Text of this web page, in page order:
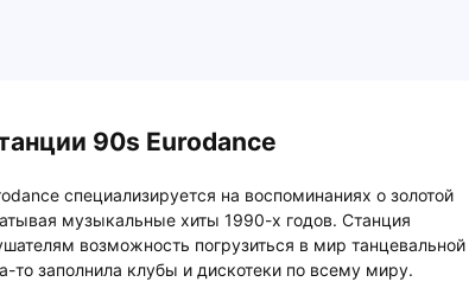
90s Eurodance
специализируется на воспоминаниях о золотой
музыкальные хиты 1990-х годов. Станция
возможность погрузиться в мир танцевальной
то заполнила клубы и дискотеки по всему миру.